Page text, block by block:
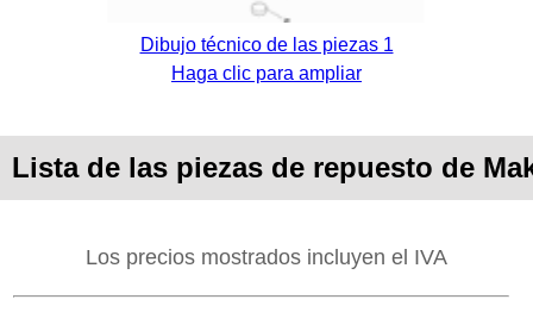
Dibujo técnico de las piezas 1
Haga clic para ampliar
Lista de las piezas de repuesto de
Los precios mostrados incluyen el IVA